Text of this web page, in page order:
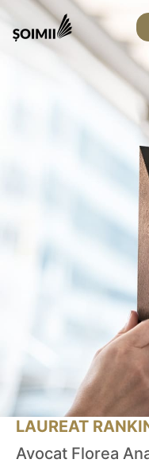
LAUREAT
Avocat Florea